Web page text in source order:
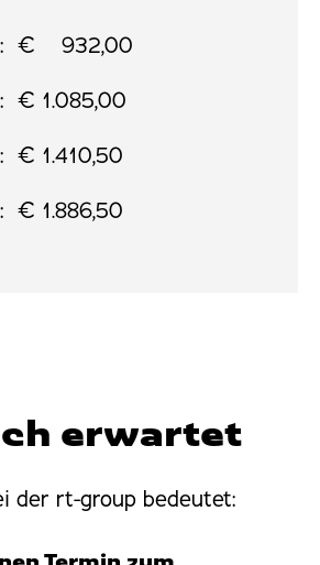
€ 932,00
€ 1.085,00
€ 1.410,50
€ 1.886,50
erwartet
der rt-group bedeutet: